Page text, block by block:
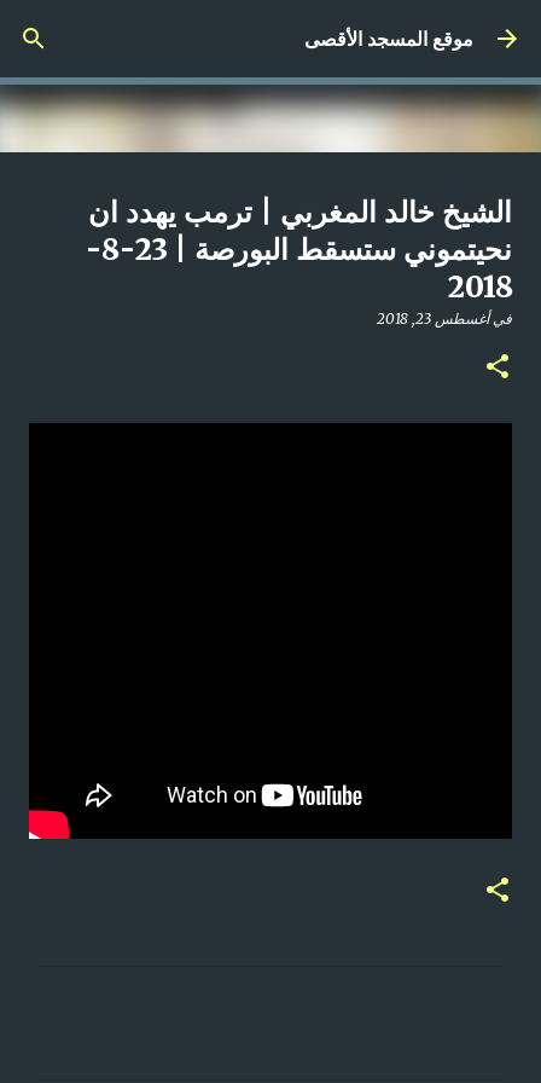
التخطي إلى المحتوى الرئيسيموقع المسجد الأقصى
صلاة المغرب مباشر من المسجد
الأقصى المبارك | الاثنين 21-4-2025م
فيأبريل 21, 2025
الشيخ خالد المغربي | ترمب يهدد ان
نحيتموني ستسقط البورصة | 23-8-
2018
فيأغسطس 23, 2018